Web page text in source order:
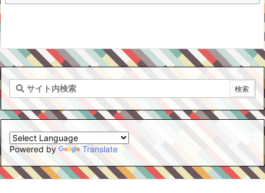
Powered by Translate